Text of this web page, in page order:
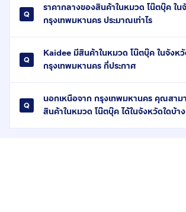
ราคากลางของสินค้าในหมวด โน๊ตบุ๊ค ใน
กรุงเทพมหานคร ประมาณเท่าไร
Kaidee มีสินค้าในหมวด โน๊ตบุ๊ค ในจังห
กรุงเทพมหานคร กี่ประกาศ
นอกเหนือจาก กรุงเทพมหานคร คุณสาม
สินค้าในหมวด โน๊ตบุ๊ค ได้ในจังหวัดใดบ้าง